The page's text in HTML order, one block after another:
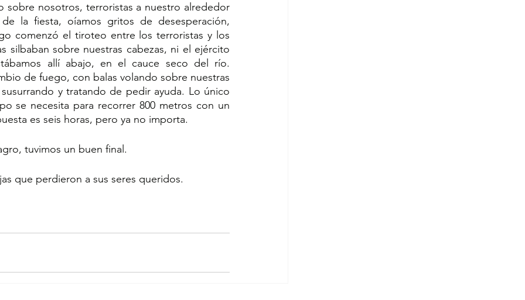
sobre nosotros, terroristas a nuestro alrededor
la fiesta, oíamos gritos de desesperación,
comenzó el tiroteo entre los terroristas y los
silbaban sobre nuestras cabezas, ni el ejército
allí abajo, en el cauce seco del río.
de fuego, con balas volando sobre nuestras
y tratando de pedir ayuda. Lo único
se necesita para recorrer 800 metros con un
es seis horas, pero ya no importa.
tuvimos un buen final.
que perdieron a sus seres queridos.